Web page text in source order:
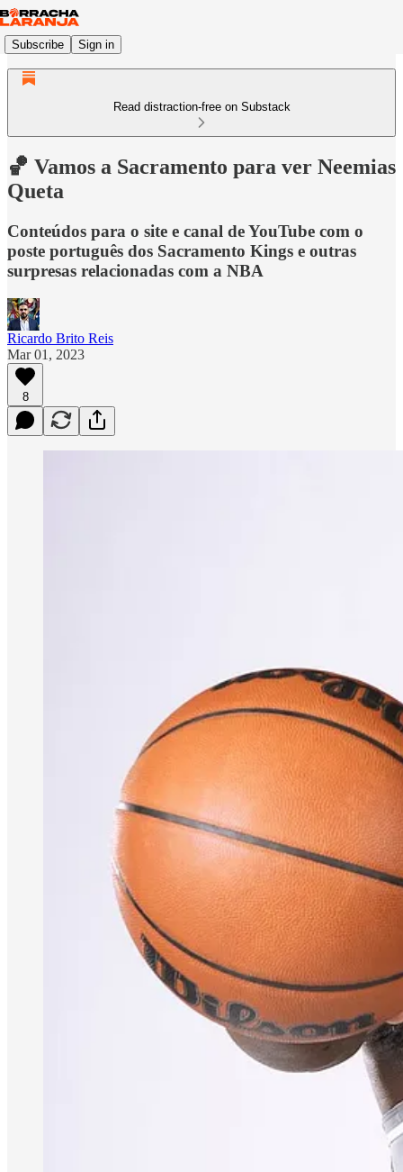
Subscribe Sign in
Read distraction-free on Substack
🏀 Vamos a Sacramento para ver Neemias
Queta
Conteúdos para o site e canal de YouTube com o
poste português dos Sacramento Kings e outras
surpresas relacionadas com a NBA
Ricardo Brito Reis
Mar 01, 2023
8